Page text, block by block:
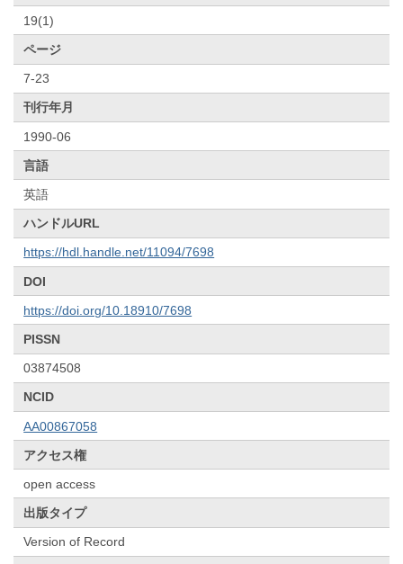
19(1)
ページ
7-23
刊行年月
1990-06
言語
英語
ハンドルURL
https://hdl.handle.net/11094/7698
DOI
https://doi.org/10.18910/7698
PISSN
03874508
NCID
AA00867058
アクセス権
open access
出版タイプ
Version of Record